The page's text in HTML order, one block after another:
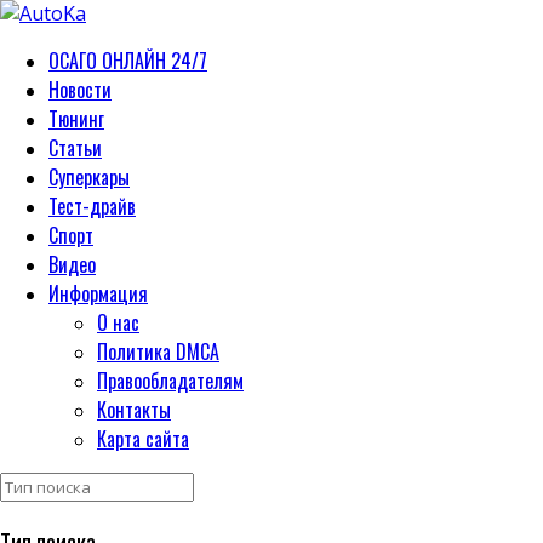
ОСАГО ОНЛАЙН 24/7
Новости
Тюнинг
Статьи
Суперкары
Тест-драйв
Спорт
Видео
Информация
О нас
Политика DMCA
Правообладателям
Контакты
Карта сайта